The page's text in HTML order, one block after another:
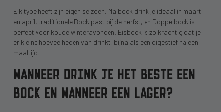
Elk type heeft zijn eigen seizoen. Maibock drink je ideaal in maart
en april, traditionele Bock past bij de herfst, en Doppelbock is
perfect voor koude winteravonden. Eisbock is zo krachtig dat je
er kleine hoeveelheden van drinkt, bijna als een digestief na een
maaltijd.
WANNEER DRINK JE HET BESTE EEN
BOCK EN WANNEER EEN LAGER?